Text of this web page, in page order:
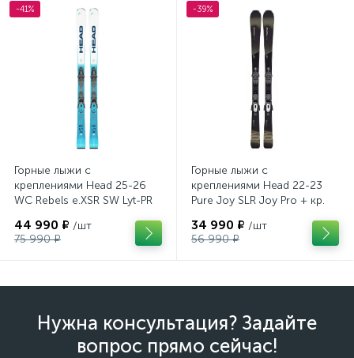
-41%
Горные лыжи с
креплениями Head 25-26
WC Rebels e.XSR SW Lyt-PR
(100943)
44 990 ₽ /шт
75 990 ₽
-39%
Горные лыжи с
креплениями Head 22-23
Pure Joy SLR Joy Pro + кр.
(100953)
34 990 ₽ /шт
56 990 ₽
Нужна консультация? Задайте
вопрос прямо сейчас!